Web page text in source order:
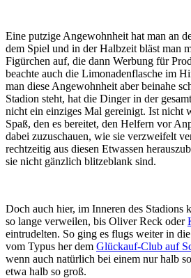
Eine putzige Angewohnheit hat man an
dem Spiel und in der Halbzeit bläst man
Figürchen auf, die dann Werbung für
beachte auch die Limonadenflasche im
man diese Angewohnheit aber beinahe
Stadion steht, hat die Dinger in der
nicht ein einziges Mal gereinigt. Ist nicht
Spaß, den es bereitet, den Helfern vor
dabei zuzuschauen, wie sie verzweifelt
rechtzeitig aus diesen Etwassen
sie nicht gänzlich blitzeblank sind.
Doch auch hier, im Inneren des Stadions
so lange verweilen, bis Oliver Reck oder
eintrudelten. So ging es flugs weiter in
vom Typus her dem Glückauf-Club auf
wenn auch natürlich bei einem nur halb
etwa halb so groß.